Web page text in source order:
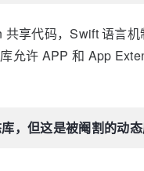
享代码，Swift 语言
允许 APP 和 App
，但这是被阉割的动